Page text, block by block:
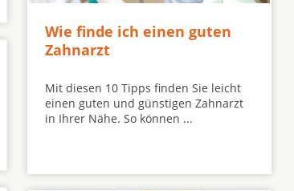
Wie finde ich einen guten
Zahnarzt
Mit diesen 10 Tipps finden Sie leicht
einen guten und günstigen Zahnarzt
in Ihrer Nähe. So können ...